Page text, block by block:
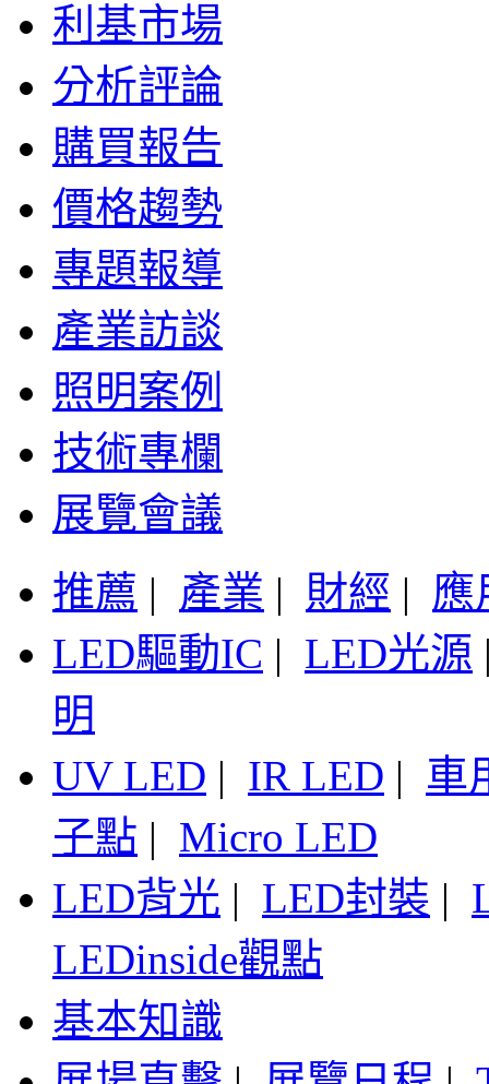
利基市場
分析評論
購買報告
價格趨勢
專題報導
產業訪談
照明案例
技術專欄
展覽會議
推薦 | 產業 | 財經 | 應
LED驅動IC | LED光源
明
UV LED | IR LED | 車
子點 | Micro LED
LED背光 | LED封裝 |
LEDinside觀點
基本知識